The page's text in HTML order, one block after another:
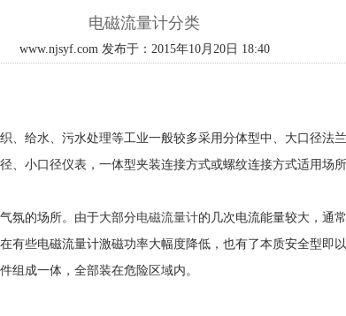
电磁流量计分类
www.njsyf.com 发布于：2015年10月20日 18:40
、给水、污水处理等工业一般较多采用分体型中、大口径法
、小口径仪表，一体型夹装连接方式或螺纹连接方式适用场
氛的场所。由于大部分电磁流量计的几次电流能量较大，通
有些电磁流量计激磁功率大幅度降低，也有了本质安全型即
组成一体，全部装在危险区域内。